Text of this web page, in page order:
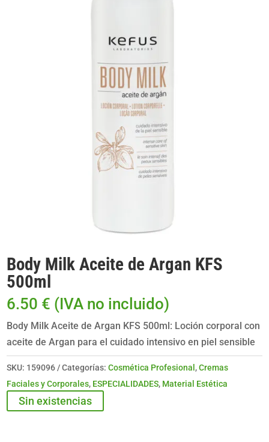
Body Milk Aceite de Argan KFS
500ml
6.50 € (IVA no incluido)
Body Milk Aceite de Argan KFS 500ml: Loción corporal con
aceite de Argan para el cuidado intensivo en piel sensible
SKU: 159096 Categorías: Cosmética Profesional ,Cremas
Faciales y Corporales, ESPECIALIDADES, Material Estética
Sin existencias